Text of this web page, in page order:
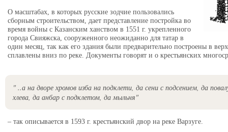
О масштабах, в которых русские зодчие пользовались
сборным строительством, дает представление постройка во
время войны с Казанским ханством в 1551 г. укрепленного
города Свияжска, сооруженного неожиданно для татар в
один месяц, так как его здания были предварительно построены в
сплавлены вниз по реке. Документы говорят и о крестьянских
" ..а на дворе хромов изба на подклети, да сени с подсением, да
хлева, да анбар с подклетом, да мыльня"
– так описывается в 1593 г. крестьянский двор на реке Варзуге.